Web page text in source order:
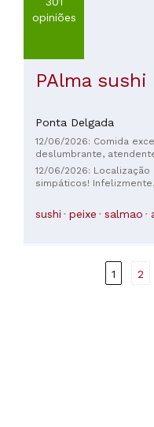
opiniões
PAlma sushi
Ponta Delgada
12/06/2026: Comida
deslumbrante,
atendentes que conheci
sorridente, e muito
12/06/2026:
simpáticos!
sem frescor. Gostei
estava macio e
sushi peixe salmao
1 2